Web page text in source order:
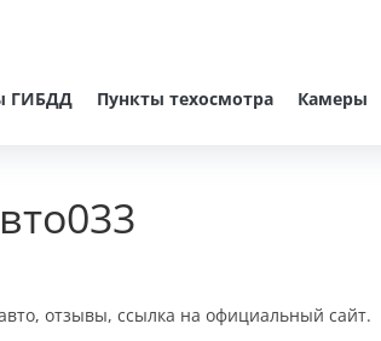
ГИБДД Пункты техосмотра Камеры
отзывы, ссылка на официальный сайт.